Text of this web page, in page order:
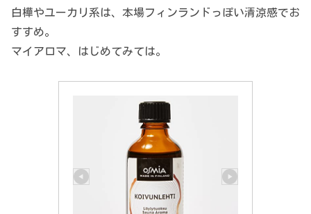
白樺やユーカリ系は、本場フィンランドっぽい清涼感でお
すすめ。
マイアロマ、はじめてみては。